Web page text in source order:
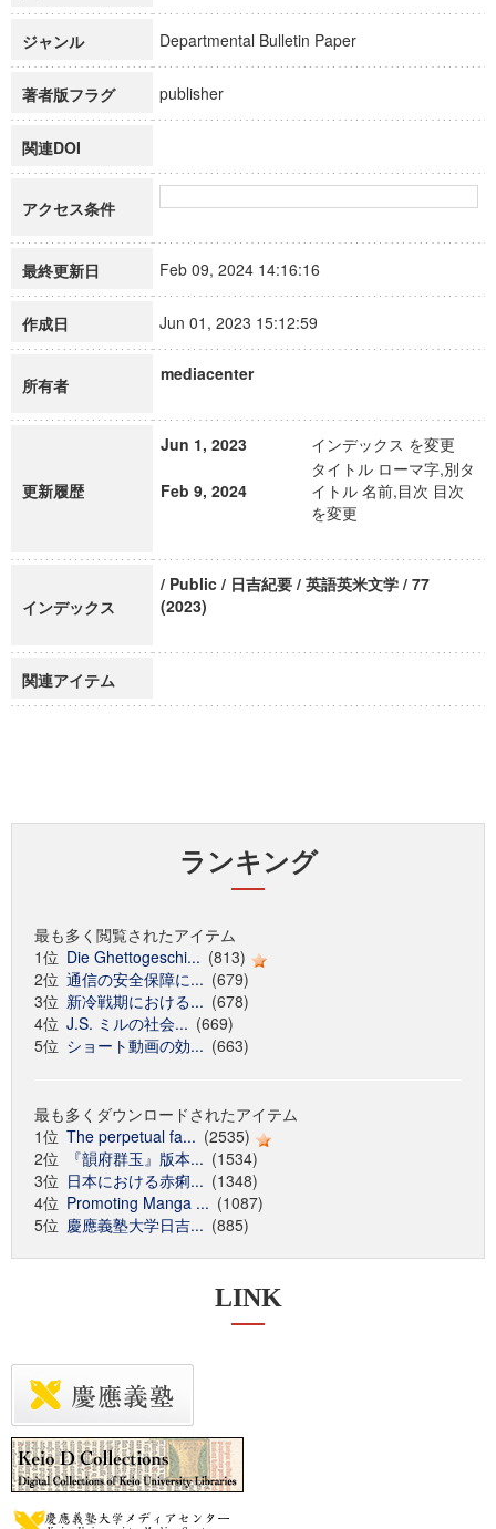
ジャンル Departmental Bulletin Paper
著者版フラグ publisher
関連DOI
アクセス条件
最終更新日 Feb 09, 2024 14:16:16
作成日 Jun 01, 2023 15:12:59
所有者
mediacenter
更新履歴
Jun 1, 2023 インデックス を変更
Feb 9, 2024
タイトル ローマ字,別タ
イトル 名前,目次 目次
を変更
インデックス
/ Public / 日吉紀要 / 英語英米文学 / 77
(2023)
関連アイテム
ランキング
最も多く閲覧されたアイテム
1位 Die Ghettogeschi... (813)
2位 通信の安全保障に... (679)
3位 新冷戦期における... (678)
4位 J.S. ミルの社会... (669)
5位 ショート動画の効... (663)
最も多くダウンロードされたアイテム
1位 The perpetual fa... (2535)
2位
『韻府群玉』版本... (1534)
3位 日本における赤痢... (1348)
4位 Promoting Manga ... (1087)
5位 慶應義塾大学日吉... (885)
LINK